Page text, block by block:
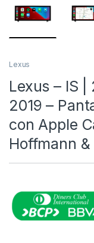
Lexus
Lexus – IS
2019 –
con Apple
Hoffmann